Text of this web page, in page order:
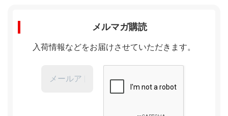
メルマガ購読
入荷情報などをお届けさせていただきます。